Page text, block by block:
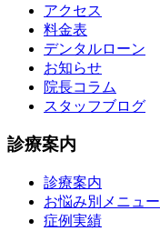
アクセス
料金表
デンタルローン
お知らせ
院長コラム
スタッフブログ
診療案内
診療案内
お悩み別メニュー
症例実績